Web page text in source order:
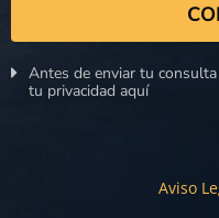
Antes de enviar tu
tu privacidad aquí
Aviso